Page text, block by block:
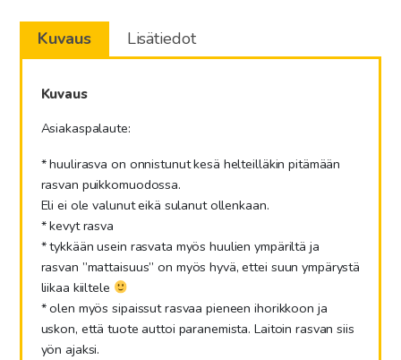
Kuvaus Lisätiedot
Kuvaus
Asiakaspalaute:
* huulirasva on onnistunut kesä helteilläkin pitämään
rasvan puikkomuodossa.
Eli ei ole valunut eikä sulanut ollenkaan.
* kevyt rasva
* tykkään usein rasvata myös huulien ympäriltä ja
rasvan ”mattaisuus” on myös hyvä, ettei suun ympärystä
liikaa kiiltele
* olen myös sipaissut rasvaa pieneen ihorikkoon ja
uskon, että tuote auttoi paranemista. Laitoin rasvan siis
yön ajaksi.